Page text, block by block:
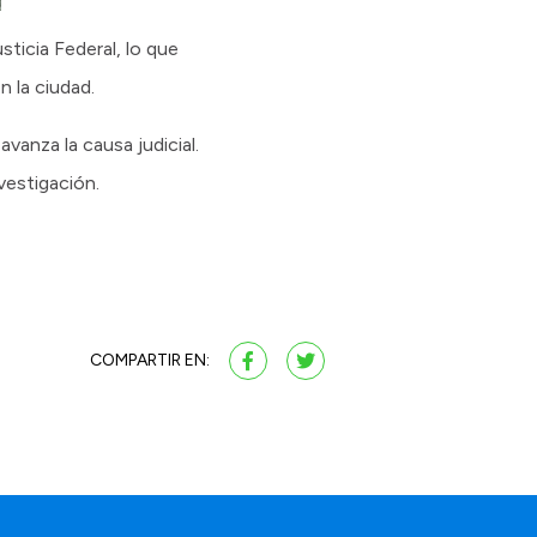
Federal, lo que
la ciudad.
la causa judicial.
COMPARTIR EN: